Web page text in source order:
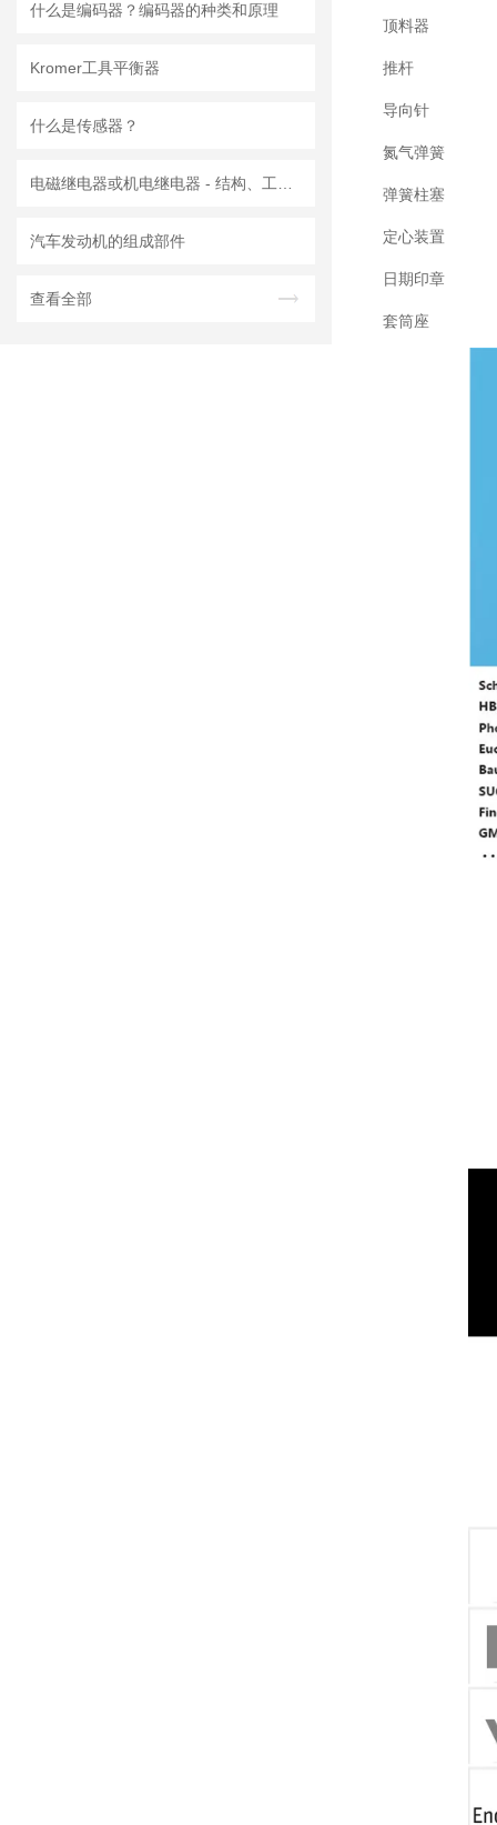
什么是编码器？编码器的种类和原理
Kromer工具平衡器
什么是传感器？
汽车发动机的组成部件
查看全部
顶料器
推杆
导向针
氮气弹簧
弹簧柱塞
定心装置
日期印章
套筒座